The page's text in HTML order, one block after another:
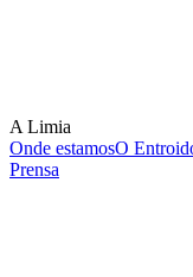
A Limia
Onde estamosO
Prensa